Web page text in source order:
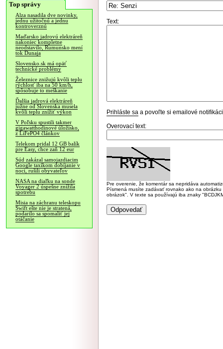
Top správy
Alza nasadila dve novinky,
jednu užitočnú a jednu
kontroverznú
Maďarsko jadrovú elektráreň
nakoniec kompletne
neodstavilo, Rumunsko mení
tok Dunaja
Slovensko.sk má opäť
technické problémy
Železnice znižujú kvôli teplu
rýchlosť iba na 50 km/h,
spôsobuje to meškanie
Ďalšia jadrová elektráreň
južne od Slovenska musela
kvôli teplu znížiť výkon
V Poľsku spustili takmer
gigawatthodinové úložisko,
z LiFePO4 článkov
Telekom pridal 12 GB balík
pre Easy, chce zaň 12 eur
Súd zakázal samojazdiacim
Google taxíkom dobíjanie v
noci, rušili obyvateľov
NASA na diaľku na sonde
Voyager 2 úspešne znížila
spotrebu
Misia na záchranu teleskopu
Swift ešte nie je stratená,
podarilo sa spomaliť jej
otáčanie
Text:
Prihláste sa a povoľte si emailové
Overovací text:
Pre overenie, že komentár sa nepridáva
Písmená musíte zadávať rovnako ako na
obrázok". V texte sa používajú iba znaky